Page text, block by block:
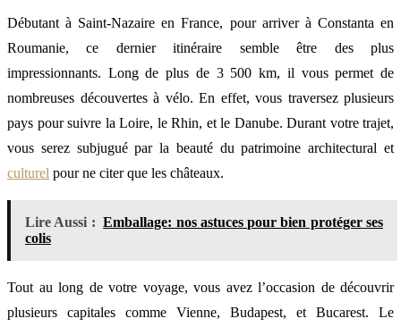
Débutant à Saint-Nazaire en France, pour arriver à Constanta en
Roumanie, ce dernier itinéraire semble être des plus
impressionnants. Long de plus de 3 500 km, il vous permet de
nombreuses découvertes à vélo. En effet, vous traversez plusieurs
pays pour suivre la Loire, le Rhin, et le Danube. Durant votre trajet,
vous serez subjugué par la beauté du patrimoine architectural et
culturel pour ne citer que les châteaux.
Lire Aussi : Emballage: nos astuces pour bien protéger ses
colis
Tout au long de votre voyage, vous avez l’occasion de découvrir
plusieurs capitales comme Vienne, Budapest, et Bucarest. Le